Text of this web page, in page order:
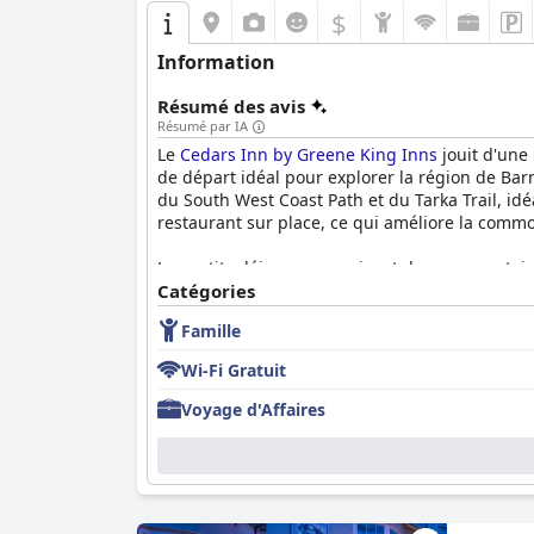
$
Information
Résumé des avis
Résumé par IA
Le Cedars Inn by Greene King Inns jouit d'une
de départ idéal pour explorer la région de
du South West Coast Path et du Tarka Trail,
restaurant sur place, ce qui améliore la
Les petits déjeuners reçoivent des
déjeuners anglais frais et copieux, ainsi que
et un manque d'organisation occasionnel, le
également très apprécié, les clients
noté des cas de service lent ou des options de
Les chambres sont louées pour leur confort,
les chambres sont généralement calmes et
occasionnelles ont été signalés. Malgré
séjours reposants.
Catégories
Famille
Wi-Fi Gratuit
Voyage d'Affaires